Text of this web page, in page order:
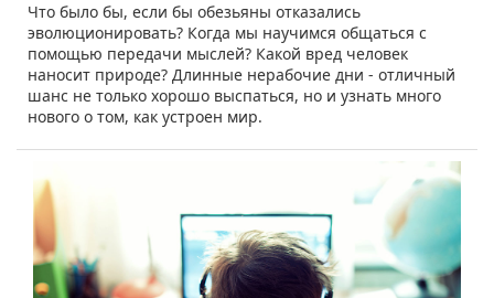
​Что было бы, если бы обезьяны отказались
эволюционировать? Когда мы научимся общаться с
помощью передачи мыслей? Какой вред человек
наносит природе? Длинные нерабочие дни - отличный
шанс не только хорошо выспаться, но и узнать много
нового о том, как устроен мир.